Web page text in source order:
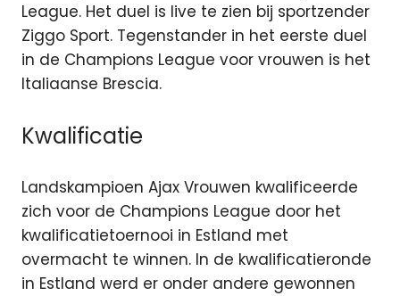
League. Het duel is live te zien bij sportzender
Ziggo Sport. Tegenstander in het eerste duel
in de Champions League voor vrouwen is het
Italiaanse Brescia.
Kwalificatie
Landskampioen Ajax Vrouwen kwalificeerde
zich voor de Champions League door het
kwalificatietoernooi in Estland met
overmacht te winnen. In de kwalificatieronde
in Estland werd er onder andere gewonnen